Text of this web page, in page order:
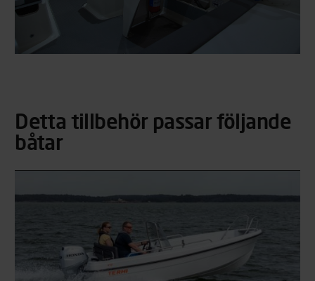
Detta tillbehör passar följande
båtar